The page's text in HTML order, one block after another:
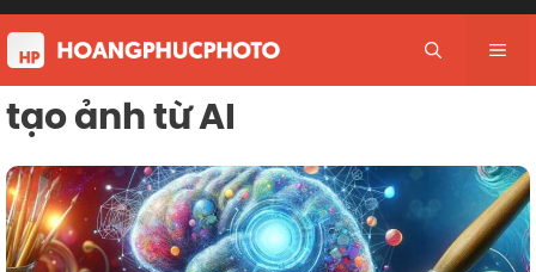
Skip
to
content
tạo ảnh từ AI